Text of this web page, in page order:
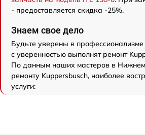
- предоставляется скидка -25%.
Знаем свое дело
Будьте уверены в
с уверенностью выполнят ремонт
По данным наших мастеров в
ремонту Kuppersbusch, наиболее
услуги: